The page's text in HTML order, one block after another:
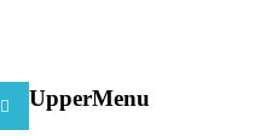
 UpperMenu